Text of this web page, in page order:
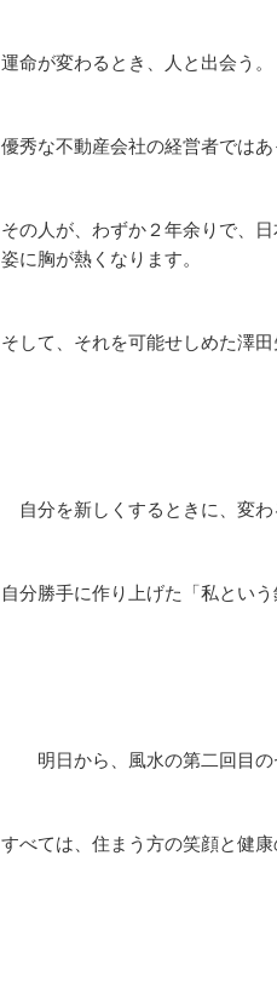
運命が変わるとき、人と出会う
優秀な不動産会社の経営者ではあ
その人が、わずか２年余りで、
姿に胸が熱くなります。
そして、それを可能せしめた澤
自分を新しくするときに、変わ
自分勝手に作り上げた「私とい
明日から、風水の第二回目の
すべては、住まう方の笑顔と健康